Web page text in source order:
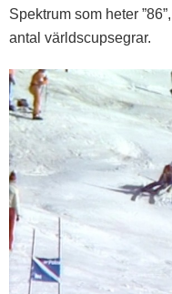
Spektrum som heter
antal världscupsegrar.